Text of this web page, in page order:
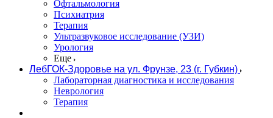
Офтальмология
Психиатрия
Терапия
Ультразвуковое исследование (УЗИ)
Урология
Еще
ЛебГОК-Здоровье на ул. Фрунзе, 23 (г. Губкин)
Лабораторная диагностика и исследования
Неврология
Терапия